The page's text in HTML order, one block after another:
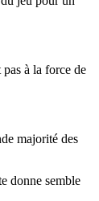
à la force de
majorité des
donne semble